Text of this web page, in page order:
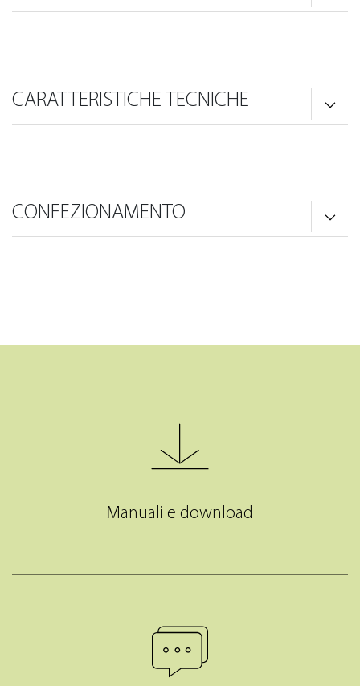
CARATTERISTICHE TECNICHE
CONFEZIONAMENTO
Manuali e download